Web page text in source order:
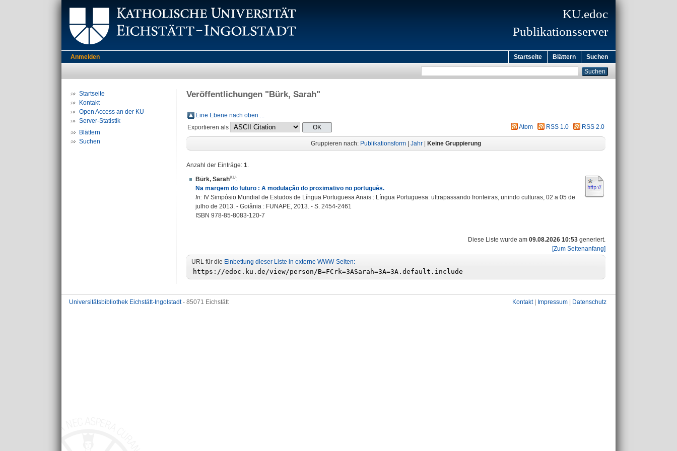
KU.edoc
Publikationsserver
Anmelden Startseite Blättern Suchen
Startseite
Kontakt
Open Access an der KU
Server-Statistik
Blättern
Suchen
Veröffentlichungen "Bürk, Sarah"
Eine Ebene nach oben ...
Exportieren als
Atom RSS 1.0 RSS 2.0
Gruppieren nach: Publikationsform Jahr Keine Gruppierung
Anzahl der Einträge: 1.
Bürk, Sarah
:
Na margem do futuro : A modulação do proximativo no português.
In: IV Simpósio Mundial de Estudos de Língua Portuguesa Anais : Língua Portuguesa: ultrapassando fronteiras, unindo culturas, 02 a 05 de
julho de 2013. - Goiânia : FUNAPE, 2013. - S. 2454-2461
ISBN 978-85-8083-120-7
Diese Liste wurde am 09.08.2026 10:53 generiert.
[Zum Seitenanfang]
URL für die Einbettung dieser Liste in externe WWW-Seiten:
Universitätsbibliothek Eichstätt-Ingolstadt- 85071 Eichstätt Kontakt| Impressum Datenschutz